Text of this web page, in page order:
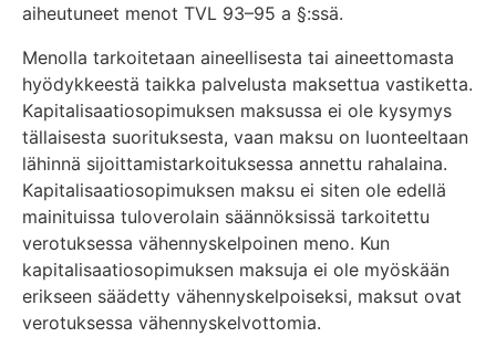
aiheutuneet menot TVL 93–95 a §:ssä.
Menolla tarkoitetaan aineellisesta tai aineettomasta
hyödykkeestä taikka palvelusta maksettua vastiketta.
Kapitalisaatiosopimuksen maksussa ei ole kysymys
tällaisesta suorituksesta, vaan maksu on luonteeltaan
lähinnä sijoittamistarkoituksessa annettu rahalaina.
Kapitalisaatiosopimuksen maksu ei siten ole edellä
mainituissa tuloverolain säännöksissä tarkoitettu
verotuksessa vähennyskelpoinen meno. Kun
kapitalisaatiosopimuksen maksuja ei ole myöskään
erikseen säädetty vähennyskelpoiseksi, maksut ovat
verotuksessa vähennyskelvottomia.